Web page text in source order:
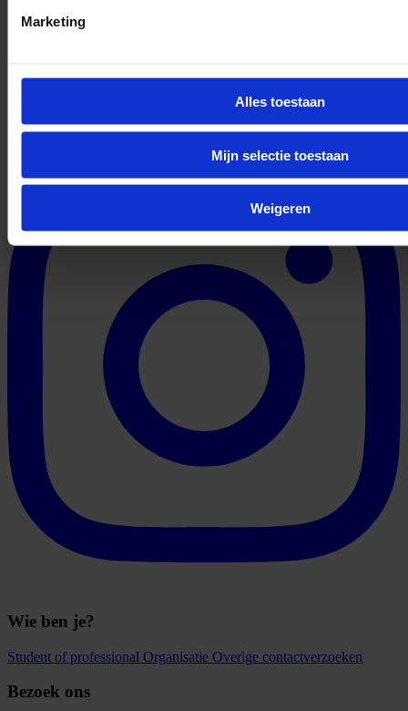
Marketing
Alles toestaan
Mijn selectie toestaan
Weigeren
Wie ben je?
Student of professional Organisatie Overige contactverzoeken
Bezoek ons